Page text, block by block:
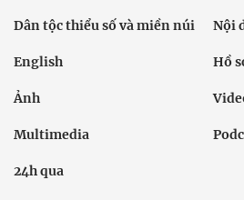
Dân tộc thiểu số và miền núi Nội
English Hồ
Ảnh
Multimedia
24h qua